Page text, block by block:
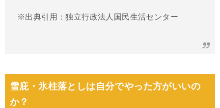
※出典引用：独立行政法人国民生活センター
雪庇・氷柱落としは自分でやった方がいいの
か？